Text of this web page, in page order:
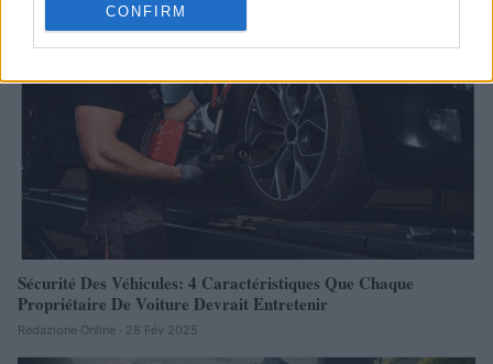
CONFIRM
Sécurité Des Véhicules: 4 Caractéristiques Que Chaque
Propriétaire De Voiture Devrait Entretenir
Redazione Online · 28 Fév 2025